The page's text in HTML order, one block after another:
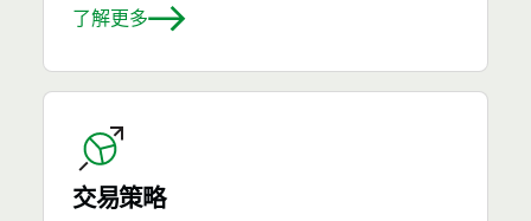
了解更多
交易策略